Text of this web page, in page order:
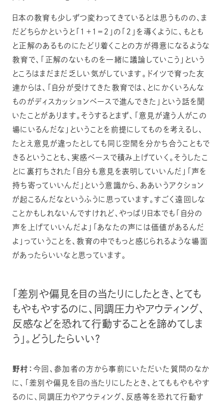
日本の教育も少しずつ変わってきているとは思うものの、ま
だどちらかというと「１＋１＝２」の「２」を導くように、もとも
と正解のあるものにたどり着くことの方が得意になるような
教育で、「正解のないものを一緒に議論していこう」という
ところはまだまだ乏しい気がしています。ドイツで育った友
達からは、「自分が受けてきた教育では、とにかくいろんな
ものがディスカッションベースで進んできた」という話を聞
いたことがあります。そうするとまず、「意見が違う人がこの
場にいるんだな」ということを前提にしてものを考えるし、
たとえ意見が違ったとしても同じ空間を分かち合うこともで
きるということも、実感ベースで積み上げていく。そうしたこ
とに裏打ちされた「自分も意見を表明していいんだ」「声を
持ち寄っていいんだ」という意識から、ああいうアクション
が起こるんだなというふうに思っています。すごく遠回しな
ことかもしれないんですけれど、やっぱり日本でも「自分の
声を上げていいんだよ」「あなたの声には価値があるんだ
よ」っていうことを、教育の中でもっと感じられるような場面
があったらいいなと思っています。
「差別や偏見を目の当たりにしたとき、とても
もやもやするのに、同調圧力やアウティング、
反感などを恐れて行動することを諦めてしま
う」。どうしたらいい？
野村：今回、参加者の方から事前にいただいた質問のなか
に、「差別や偏見を目の当たりにしたとき、とてももやもやす
るのに、同調圧力やアウティング、反感等を恐れて行動す